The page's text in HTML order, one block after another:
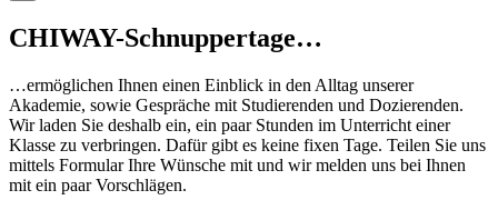
CHIWAY-Schnuppertage…
…ermöglichen Ihnen einen Einblick in den Alltag unserer
Akademie, sowie Gespräche mit Studierenden und Dozierenden.
Wir laden Sie deshalb ein, ein paar Stunden im Unterricht einer
Klasse zu verbringen. Dafür gibt es keine fixen Tage. Teilen Sie uns
mittels Formular Ihre Wünsche mit und wir melden uns bei Ihnen
mit ein paar Vorschlägen. ​